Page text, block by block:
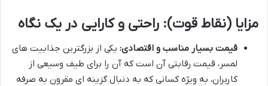
مزایا (نقاط قوت): راحتی و کارایی در یک نگاه
قیمت بسیار مناسب و اقتصادی: یکی از بزرگترین جذابیت های
لمسر، قیمت رقابتی آن است که آن را برای طیف وسیعی از
کاربران، به ویژه کسانی که به دنبال گزینه ای مقرون به صرفه